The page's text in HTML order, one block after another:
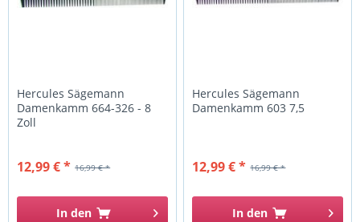
Hercules Sägemann
Damenkamm 664-326 - 8
Zoll
16,99 € *
12,99 € *
In den
Hercules Sägemann
Damenkamm 603 7,5
16,99 € *
12,99 € *
In den